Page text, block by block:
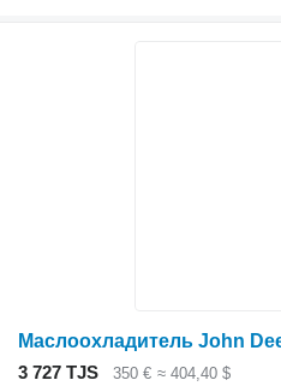
3 727 TJS 350 € ≈ 404,40 $